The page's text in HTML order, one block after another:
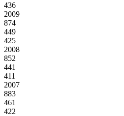
436
2009
874
449
425
2008
852
441
411
2007
883
461
422